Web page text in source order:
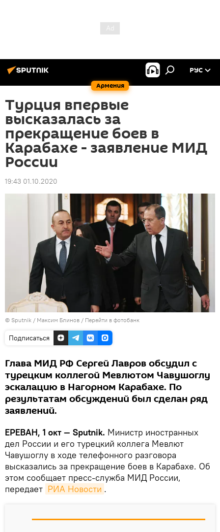
Армения
РУС
Турция впервые
высказалась за
прекращение боев в
Карабахе - заявление МИД
России
19:43 01.10.2020
© Sputnik / Максим Блинов / Перейти в фотобанк
Подписаться
Глава МИД РФ Сергей Лавров обсудил с
турецким коллегой Мевлютом Чавушоглу
эскалацию в Нагорном Карабахе. По
результатам обсуждений был сделан ряд
заявлений.
ЕРЕВАН, 1 окт — Sputnik. Министр иностранных
дел России и его турецкий коллега Мевлют
Чавушоглу в ходе телефонного разговора
высказались за прекращение боев в Карабахе. Об
этом сообщает пресс-служба МИД России,
передает РИА Новости .